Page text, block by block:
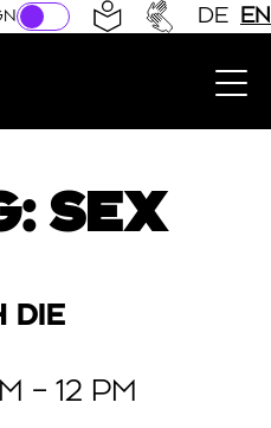
springen DE EN
SEX
DIE
– 12 PM